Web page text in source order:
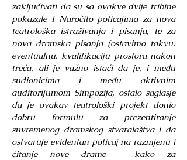
zaključivati da su sa ovakve dvije tribine
pokazale I Naročito poticajima za nova
teatrološka istraživanja i pisanja, te za
nova dramska pisanja (ostavimo takvu,
eventualnu, kvalifikaciju prostora nakon
treća, ali je važno istaći da je, i među
sudionicima i među aktivnim
auditorijumom Simpozija, ostalo saglasje
da je ovakav teatrološki projekt donio
dobru formulu za prezentiranje
suvremenog dramskog stvaralaštva i da
ostvaruje evidentan poticaj na razmjenu i
čitanje nove drame – kako za